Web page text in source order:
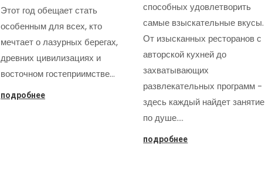
Этот год обещает стать
особенным для всех, кто
мечтает о лазурных берегах,
древних цивилизациях и
восточном гостеприимстве…
подробнее
способных удовлетворить
самые взыскательные вкусы.
От изысканных ресторанов с
авторской кухней до
захватывающих
развлекательных программ -
здесь каждый найдет занятие
по душе.…
подробнее